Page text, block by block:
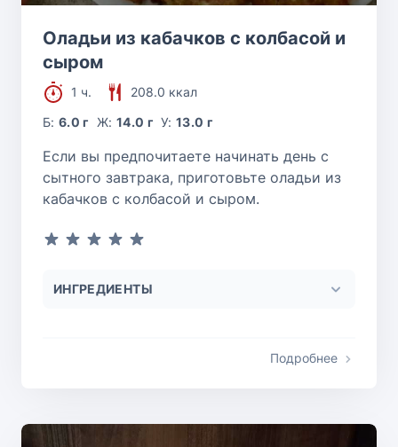
Оладьи из кабачков с колбасой и
сыром
1 ч.
208.0 ккал
Б:6.0 г Ж: 14.0 г У:13.0 г
Если вы предпочитаете начинать день с
сытного завтрака, приготовьте оладьи из
кабачков с колбасой и сыром.
ИНГРЕДИЕНТЫ
Подробнее